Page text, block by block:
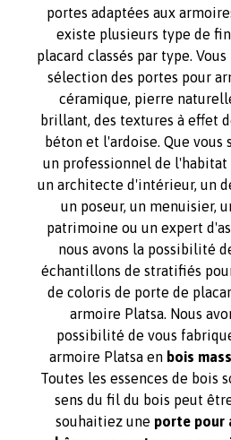
portes adaptées aux
existe plusieurs type de
placard classés par type.
sélection des portes pour
céramique, pierre
brillant, des textures à effet
béton et l'ardoise. Que vous
un professionnel de l'habitat
un architecte d'intérieur, un
un poseur, un menuisier,
patrimoine ou un expert
nous avons la possibilité
échantillons de stratifiés
de coloris de porte de
armoire Platsa. Nous
possibilité de vous
armoire Platsa en bois
Toutes les essences de bois
sens du fil du bois peut
souhaitiez une porte pour